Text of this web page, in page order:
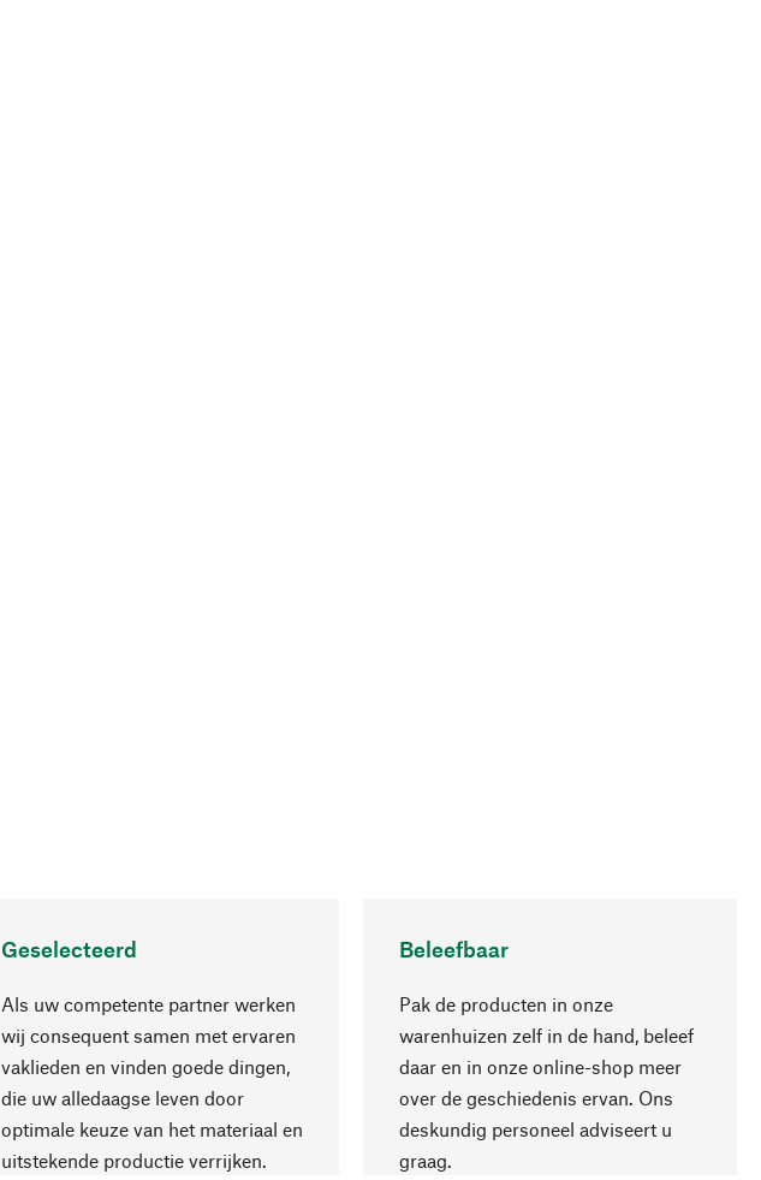
Geselecteerd
Als uw competente partner werken
wij consequent samen met ervaren
vaklieden en vinden goede dingen,
die uw alledaagse leven door
optimale keuze van het materiaal en
uitstekende productie verrijken.
Beleefbaar
Pak de producten in onze
warenhuizen zelf in de hand, beleef
daar en in onze online-shop meer
over de geschiedenis ervan. Ons
deskundig personeel adviseert u
graag.
Naar boven